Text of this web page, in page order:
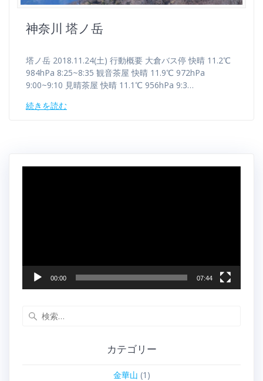
神奈川 塔ノ岳
塔ノ岳 2018.11.24(土) 行動概要 大倉バス停 快晴 11.2℃
984hPa 8:25~8:35 観音茶屋 快晴 11.9℃ 972hPa
9:00~9:10 見晴茶屋 快晴 11.1℃ 956hPa 9:3…
続きを読む
00:00 07:44
カテゴリー
金華山 (1)